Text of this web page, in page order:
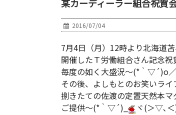
某カーディーラー組合祝賀
2016/07/04
7月4日（月）12時より北海道
開催したＴ労働組合さん記念
毎度の如く大盛況～(*｀
その後、よしもとのお笑いラ
捌きたての佐渡の定置天然本
ご提供～(*｀▽´)_
ヾ(＞▽､